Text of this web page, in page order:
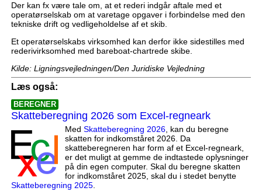
Der kan fx være tale om, at et rederi indgår aftale med et
operatørselskab om at varetage opgaver i forbindelse med den
tekniske drift og vedligeholdelse af et skib.
Et operatørselskabs virksomhed kan derfor ikke sidestilles med
rederivirksomhed med bareboat-chartrede skibe.
Kilde: Ligningsvejledningen/Den Juridiske Vejledning
Læs også:
BEREGNER
Skatteberegning 2026 som Excel-regneark
Med Skatteberegning 2026, kan du beregne
skatten for indkomståret 2026. Da
skatteberegneren har form af et Excel-regneark,
er det muligt at gemme de indtastede oplysninger
på din egen computer. Skal du beregne skatten
for indkomståret 2025, skal du i stedet benytte
Skatteberegning 2025.